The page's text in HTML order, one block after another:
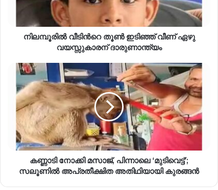
നിലമ്പൂരിൽ വീടിന്‍റെ തൂൺ ഇടിഞ്ഞ് വീണ് ഏഴു
വയസ്സുകാരന് ദാരുണാന്ത‍്യം
കണ്ണാടി നോക്കി മസാജ്, പിന്നാലെ ‘മുടിവെട്ട്’;
സലൂണിൽ അപ്രതീക്ഷിത അതിഥിയായി കുരങ്ങൻ